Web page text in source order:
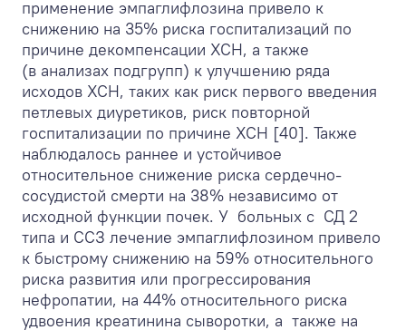
применение эмпаглифлозина привело к
снижению на 35% риска госпитализаций по
причине декомпенсации ХСН, а также
(в анализах подгрупп) к улучшению ряда
исходов ХСН, таких как риск первого введения
петлевых диуретиков, риск повторной
госпитализации по причине ХСН [40]. Также
наблюдалось раннее и устойчивое
относительное снижение риска сердечно-
сосудистой смерти на 38% независимо от
исходной функции почек. У больных с СД 2
типа и ССЗ лечение эмпаглифлозином привело
к быстрому снижению на 59% относительного
риска развития или прогрессирования
нефропатии, на 44% относительного риска
удвоения креатинина сыворотки, а также на